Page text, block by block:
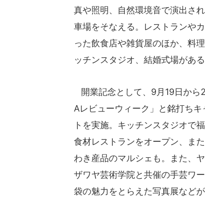
真や照明、自然環境音で演出さ
車場をそなえる。レストランや
った飲食店や雑貨屋のほか、料
ッチンスタジオ、結婚式場がある
開業記念として、9月19日から
Aレビューウィーク」と銘打ち
トを実施。キッチンスタジオで
食材レストランをオープン、ま
わき産品のマルシェも。また、
ザワヤ芸術学院と共催の手芸ワ
袋の魅力をとらえた写真展などが